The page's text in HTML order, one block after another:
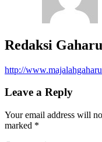
Redaksi Gaharu
http://
Leave a Reply
Your email address will
marked *